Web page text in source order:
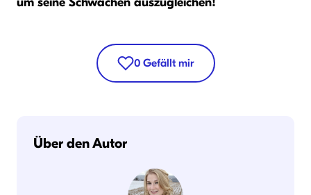
0 Gefällt mir
Über den Autor